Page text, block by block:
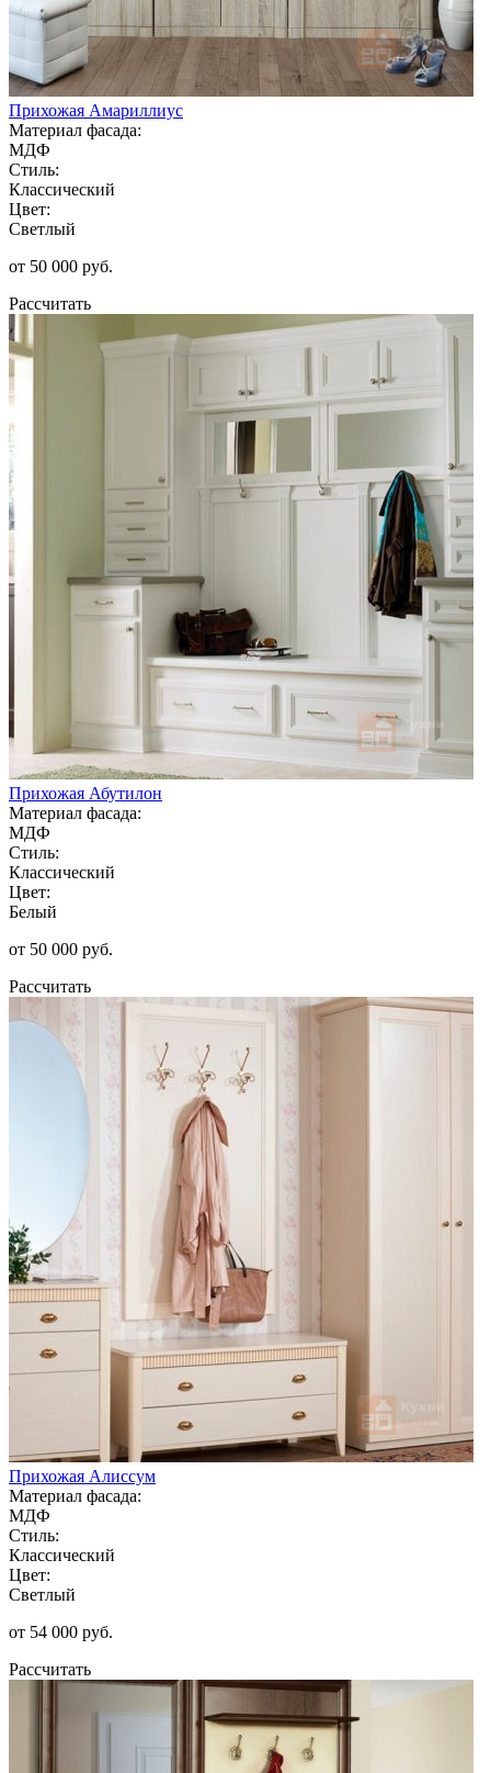
Прихожая Амариллиус
Материал фасада:
МДФ
Стиль:
Классический
Цвет:
Светлый
от 50 000 руб.
Рассчитать
Прихожая Абутилон
Материал фасада:
МДФ
Стиль:
Классический
Цвет:
Белый
от 50 000 руб.
Рассчитать
Прихожая Алиссум
Материал фасада:
МДФ
Стиль:
Классический
Цвет:
Светлый
от 54 000 руб.
Рассчитать